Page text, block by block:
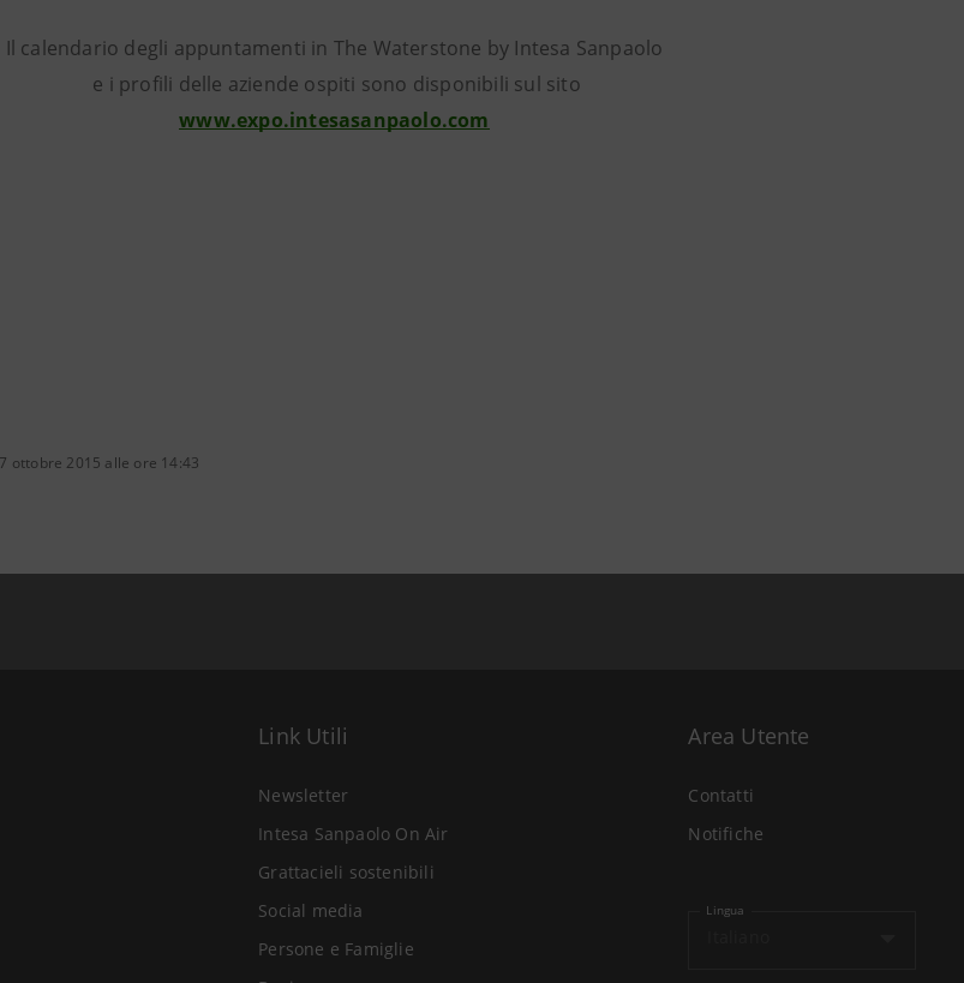
Il calendario degli appuntamenti in The Waterstone by Intesa Sanpaolo
e i profili delle aziende ospiti sono disponibili sul sito
www.expo.intesasanpaolo.com
ottobre 2015 alle ore 14:43
Link Utili
Newsletter
Intesa Sanpaolo On Air
Grattacieli sostenibili
Social media
Persone e Famiglie
Area Utente
Contatti
Notifiche
Lingua